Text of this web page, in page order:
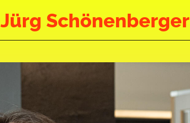
Jürg Schönenberger